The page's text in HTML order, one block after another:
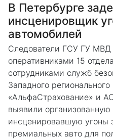
В Петербурге
инсценировщик
автомобилей
Следователи ГСУ ГУ МВД
оперативниками 15
сотрудниками служб
Западного регионального
«АльфаСтрахование» и
выявили
инсценировавшую угоны
премиальных авто для